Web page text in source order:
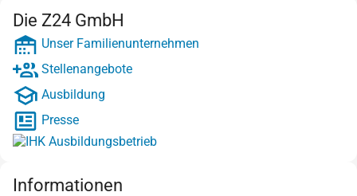
Die Z24 GmbH
Unser Familienunternehmen
Stellenangebote
Ausbildung
Presse
Informationen